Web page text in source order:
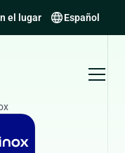
el lugar Español